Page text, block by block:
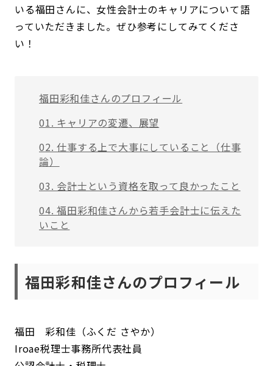
いる福田さんに、女性会計士のキャリアについて語
っていただきました。ぜひ参考にしてみてくださ
い！
福田彩和佳さんのプロフィール
01. キャリアの変遷、展望
02. 仕事する上で大事にしていること（仕事
論）
03. 会計士という資格を取って良かったこと
04. 福田彩和佳さんから若手会計士に伝えた
いこと
福田彩和佳さんのプロフィール
福田 彩和佳（ふくだ さやか）
Iroae税理士事務所代表社員